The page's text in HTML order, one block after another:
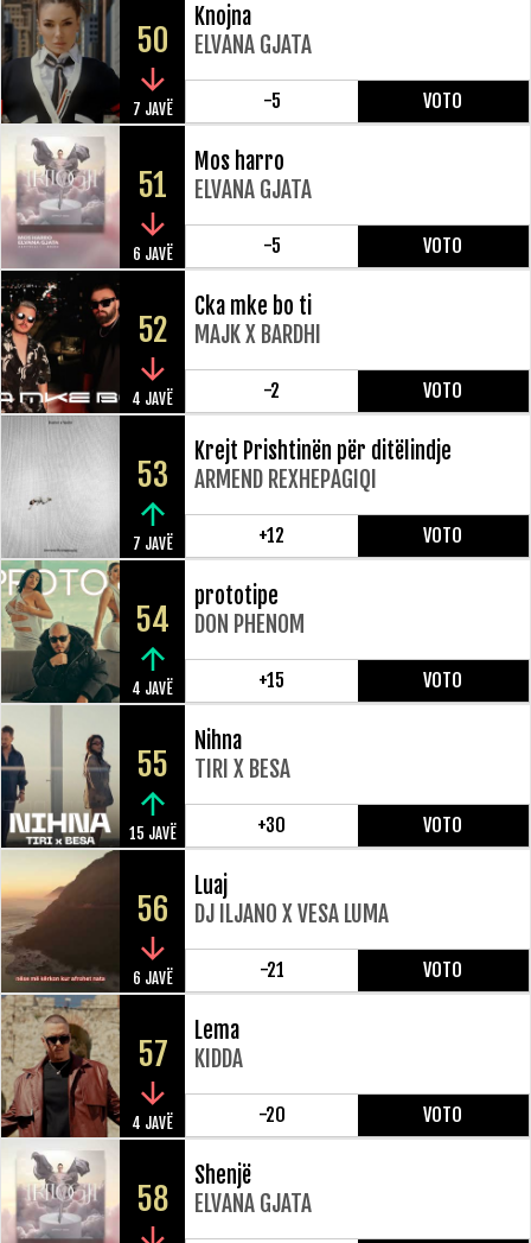
50
7 JAVË
Knojna
ELVANA GJATA
-5 VOTO
51
6 JAVË
Mos harro
ELVANA GJATA
-5 VOTO
52
4 JAVË
Cka mke bo ti
MAJK X BARDHI
-2 VOTO
53
7 JAVË
Krejt Prishtinën për ditëlindje
ARMEND REXHEPAGIQI
+12 VOTO
54
4 JAVË
prototipe
DON PHENOM
+15 VOTO
55
15 JAVË
Nihna
TIRI X BESA
+30 VOTO
56
6 JAVË
Luaj
DJ ILJANO X VESA LUMA
-21 VOTO
57
4 JAVË
Lema
KIDDA
-20 VOTO
58
Shenjë
ELVANA GJATA